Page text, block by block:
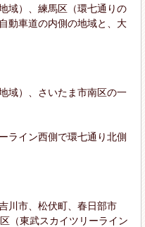
域）、練馬区（環七通りの
動車道の内側の地域と、大
域）、さいたま市南区の一
ライン西側で環七通り北側
川市、松伏町、春日部市
（東武スカイツリーライン